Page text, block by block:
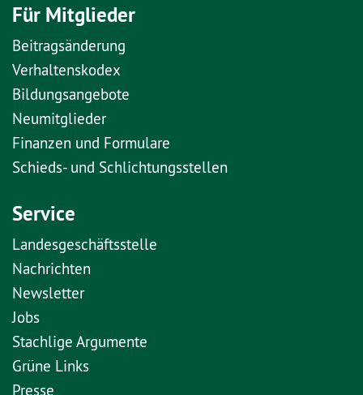
Für Mitglieder
Beitragsänderung
Verhaltenskodex
Bildungsangebote
Neumitglieder
Finanzen und Formulare
Schieds- und Schlichtungsstellen
Service
Landesgeschäftsstelle
Nachrichten
Newsletter
Jobs
Stachlige Argumente
Grüne Links
Presse